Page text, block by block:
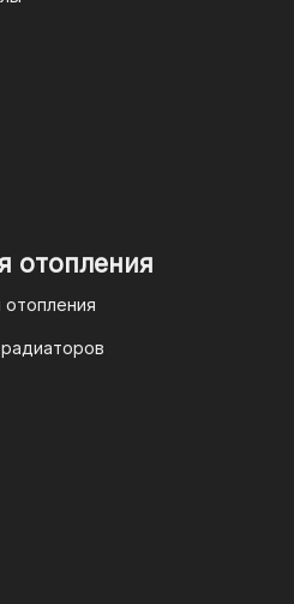
клиентов
оплату по
который можно
3 рабочих дней.
ИП необходимо
отделом
гарантии
отопления